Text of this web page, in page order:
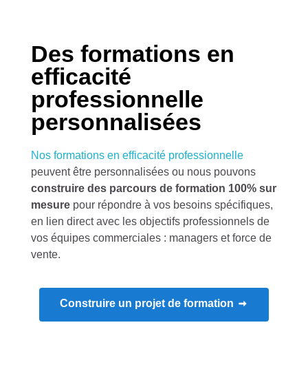
Des formations en
efficacité
professionnelle
personnalisées
Nos formations en efficacité professionnelle
peuvent être personnalisées ou nous pouvons
construire des parcours de formation 100% sur
mesure pour répondre à vos besoins spécifiques,
en lien direct avec les objectifs professionnels de
vos équipes commerciales : managers et force de
vente.
Construire un projet de formation